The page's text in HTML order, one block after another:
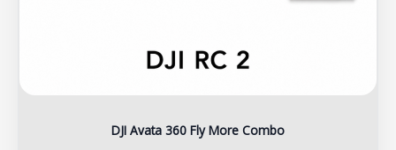
DJI Avata 360 Fly More Combo